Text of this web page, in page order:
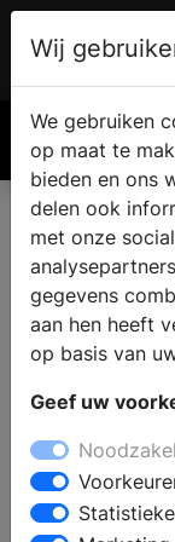
Wij
We gebruiken
op maat te
bieden en ons
delen ook
met onze
gegevens
aan hen heeft
op basis van
Geef uw